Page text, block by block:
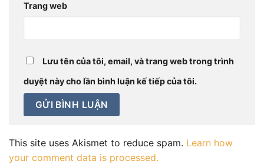
Trang web
Lưu tên của tôi, email, và trang web trong trình
duyệt này cho lần bình luận kế tiếp của tôi.
This site uses Akismet to reduce spam. Learn how
your comment data is processed.